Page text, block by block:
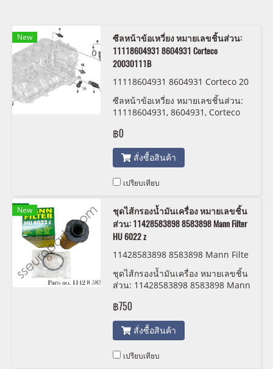
New
ซีลหน้าข้อเหวี่ยง หมายเลขชิ้นส่วน:
11118604931 8604931 Corteco
20030111B
11118604931 8604931 Corteco 20
ซีลหน้าข้อเหวี่ยง หมายเลขชิ้นส่วน:
11118604931, 8604931, Corteco
฿0
สั่งซื้อสินค้า
เปรียบเทียบ
New
ชุดไส้กรองน้ำมันเครื่อง หมายเลขชิ้น
ส่วน: 11428583898 8583898 Mann Filter
HU 6022 z
11428583898 8583898 Mann Filte
r HU 6022 z
ชุดไส้กรองน้ำมันเครื่อง หมายเลขชิ้น
ส่วน: 11428583898 8583898 Mann
฿750
สั่งซื้อสินค้า
เปรียบเทียบ